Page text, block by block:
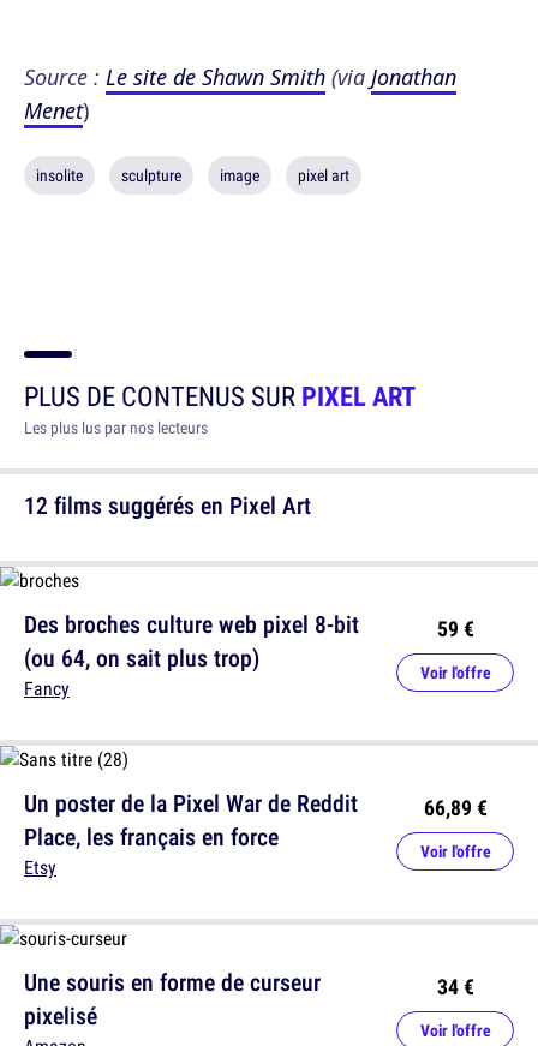
Source : Le site de Shawn Smith (via Jonathan
Menet)
insolite sculpture image pixel art
PLUS DE CONTENUS SURPIXEL ART
Les plus lus par nos lecteurs
12 films suggérés en Pixel Art
Des broches culture web pixel 8-bit
(ou 64, on sait plus trop)
Fancy
59 €
Voir l'offre
Une souris en forme de curseur
pixelisé
34 €
Voir l'offre
Un poster de la Pixel War de Reddit
Place, les français en force
Etsy
66,89 €
Voir l'offre